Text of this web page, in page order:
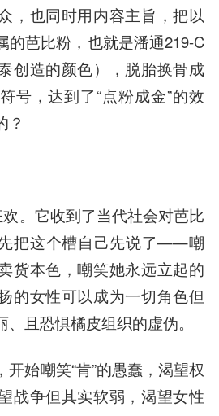
，也同时用内容主旨，把以
的芭比粉，也就是潘通219-C
创造的颜色），脱胎换骨成
号，达到了“点粉成金”的效
？
欢。它收到了当代社会对芭比
把这个槽自己先说了——嘲
货本色，嘲笑她永远立起的
的女性可以成为一切角色但
且恐惧橘皮组织的虚伪。
始嘲笑“肯”的愚蠢，渴望权
战争但其实软弱，渴望女性